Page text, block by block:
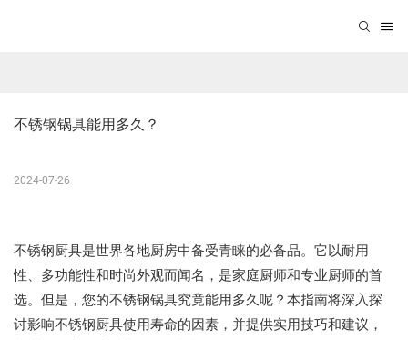
不锈钢锅具能用多久？
2024-07-26
不锈钢厨具是世界各地厨房中备受青睐的必备品。它以耐用
性、多功能性和时尚外观而闻名，是家庭厨师和专业厨师的首
选。但是，您的不锈钢锅具究竟能用多久呢？本指南将深入探
讨影响不锈钢厨具使用寿命的因素，并提供实用技巧和建议，